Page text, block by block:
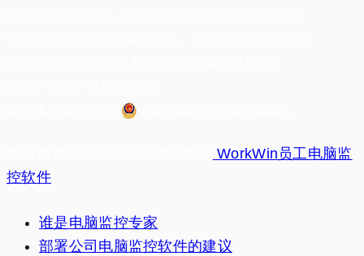
WorkWin员工电脑监
控软件
谁是电脑监控专家
部署公司电脑监控软件的建议